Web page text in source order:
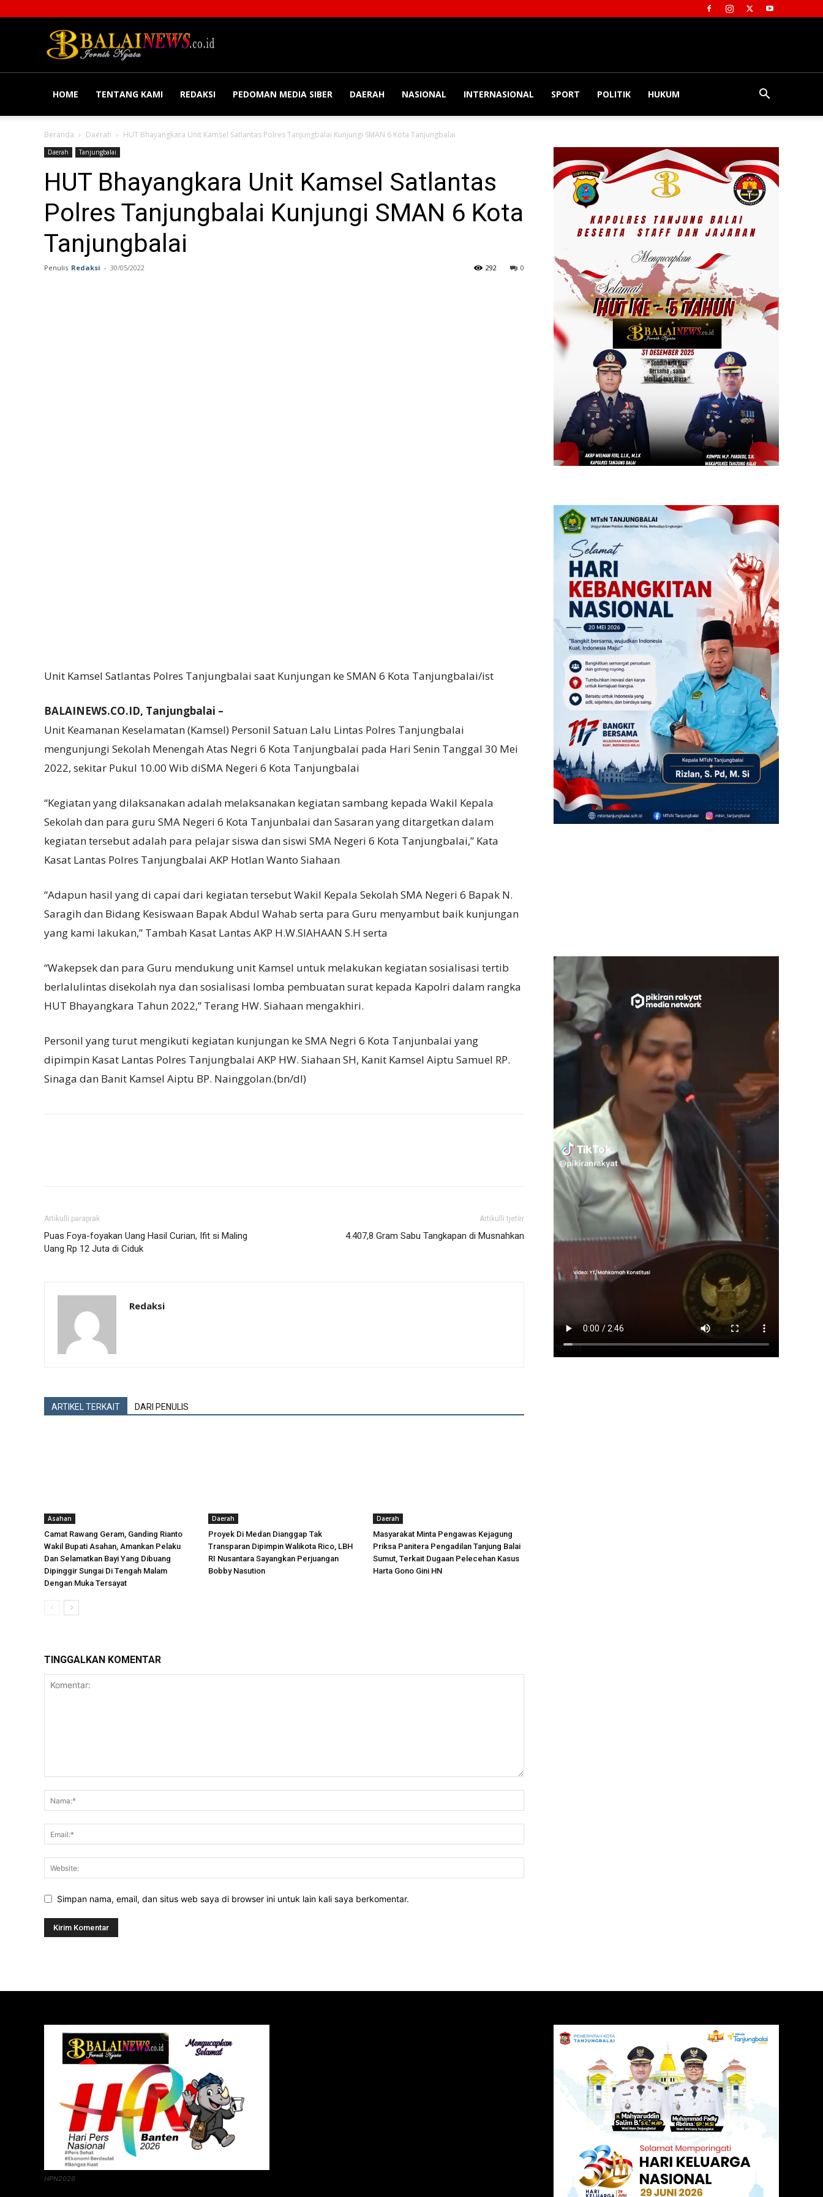
HOME TENTANG KAMI REDAKSI PEDOMAN MEDIA SIBER DAERAH NASIONAL INTERNASIONAL SPORT POLITIK HUKUM
Beranda Daerah HUT Bhayangkara Unit Kamsel Satlantas Polres Tanjungbalai Kunjungi SMAN 6 Kota Tanjungbalai
Daerah Tanjungbalai
HUT Bhayangkara Unit Kamsel Satlantas
Polres Tanjungbalai Kunjungi SMAN 6 Kota
Tanjungbalai
Penulis Redaksi - 30/05/2022 0
292
Unit Kamsel Satlantas Polres Tanjungbalai saat Kunjungan ke SMAN 6 Kota Tanjungbalai/ist
BALAINEWS.CO.ID, Tanjungbalai –
Unit Keamanan Keselamatan (Kamsel) Personil Satuan Lalu Lintas Polres Tanjungbalai
mengunjungi Sekolah Menengah Atas Negri 6 Kota Tanjungbalai pada Hari Senin Tanggal 30 Mei
2022, sekitar Pukul 10.00 Wib diSMA Negeri 6 Kota Tanjungbalai
“Kegiatan yang dilaksanakan adalah melaksanakan kegiatan sambang kepada Wakil Kepala
Sekolah dan para guru SMA Negeri 6 Kota Tanjunbalai dan Sasaran yang ditargetkan dalam
kegiatan tersebut adalah para pelajar siswa dan siswi SMA Negeri 6 Kota Tanjungbalai,” Kata
Kasat Lantas Polres Tanjungbalai AKP Hotlan Wanto Siahaan
“Adapun hasil yang di capai dari kegiatan tersebut Wakil Kepala Sekolah SMA Negeri 6 Bapak N.
Saragih dan Bidang Kesiswaan Bapak Abdul Wahab serta para Guru menyambut baik kunjungan
yang kami lakukan,” Tambah Kasat Lantas AKP H.W.SIAHAAN S.H serta
“Wakepsek dan para Guru mendukung unit Kamsel untuk melakukan kegiatan sosialisasi tertib
berlalulintas disekolah nya dan sosialisasi lomba pembuatan surat kepada Kapolri dalam rangka
HUT Bhayangkara Tahun 2022,” Terang HW. Siahaan mengakhiri.
Personil yang turut mengikuti kegiatan kunjungan ke SMA Negri 6 Kota Tanjunbalai yang
dipimpin Kasat Lantas Polres Tanjungbalai AKP HW. Siahaan SH, Kanit Kamsel Aiptu Samuel RP.
Sinaga dan Banit Kamsel Aiptu BP. Nainggolan.(bn/dl)
Artikulli paraprak
Puas Foya-foyakan Uang Hasil Curian, Ifit si Maling
Uang Rp 12 Juta di Ciduk
Artikulli tjetër
4.407,8 Gram Sabu Tangkapan di Musnahkan
Redaksi
ARTIKEL TERKAIT DARI PENULIS
Asahan
Camat Rawang Geram, Ganding Rianto
Wakil Bupati Asahan, Amankan Pelaku
Dan Selamatkan Bayi Yang Dibuang
Dipinggir Sungai Di Tengah Malam
Dengan Muka Tersayat
Daerah
Proyek Di Medan Dianggap Tak
Transparan Dipimpin Walikota Rico, LBH
RI Nusantara Sayangkan Perjuangan
Bobby Nasution
Daerah
Masyarakat Minta Pengawas Kejagung
Priksa Panitera Pengadilan Tanjung Balai
Sumut, Terkait Dugaan Pelecehan Kasus
Harta Gono Gini HN
TINGGALKAN KOMENTAR
Simpan nama, email, dan situs web saya di browser ini untuk lain kali saya berkomentar.
HPN2026